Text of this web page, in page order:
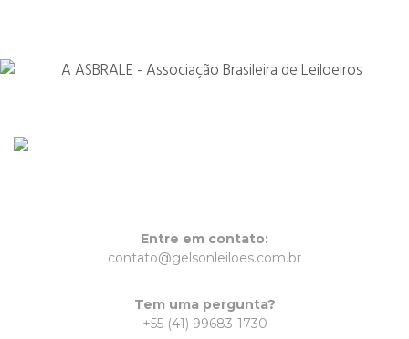
Entre em contato:
contato@gelsonleiloes.com.br
Tem uma pergunta?
+55 (41) 99683-1730